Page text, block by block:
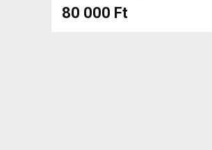
80 000 Ft